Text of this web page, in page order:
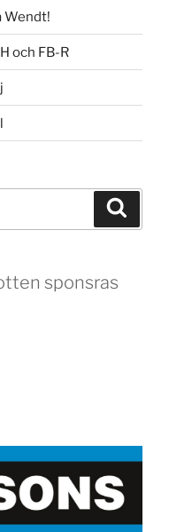
Wendt!
och FB-R
sponsras